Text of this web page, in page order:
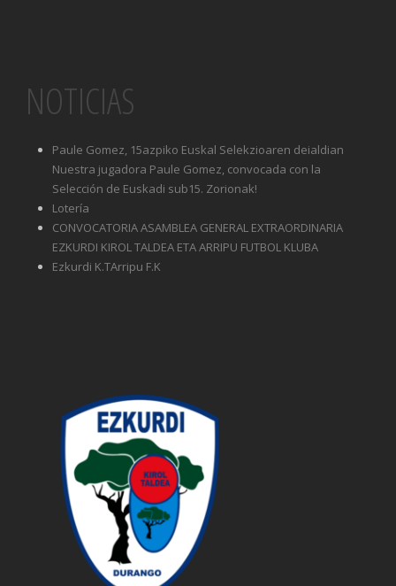
NOTICIAS
Paule Gomez, 15azpiko Euskal Selekzioaren deialdian
Nuestra jugadora Paule Gomez, convocada con la
Selección de Euskadi sub15. Zorionak!
Lotería
CONVOCATORIA ASAMBLEA GENERAL EXTRAORDINARIA
EZKURDI KIROL TALDEA ETA ARRIPU FUTBOL KLUBA
Ezkurdi K.TArripu F.K